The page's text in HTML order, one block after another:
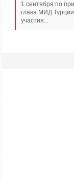
1 сентября по
глава МИД
участия...